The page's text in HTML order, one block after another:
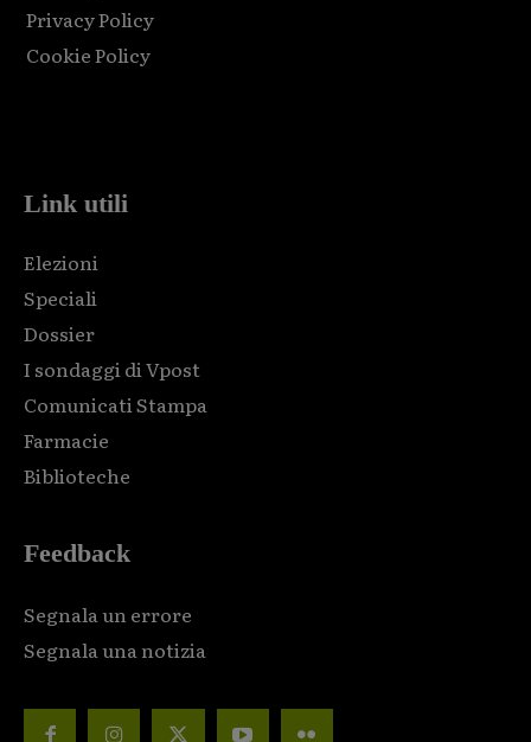
Privacy Policy
Cookie Policy
Link utili
Elezioni
Speciali
Dossier
I sondaggi di Vpost
Comunicati Stampa
Farmacie
Biblioteche
Feedback
Segnala un errore
Segnala una notizia